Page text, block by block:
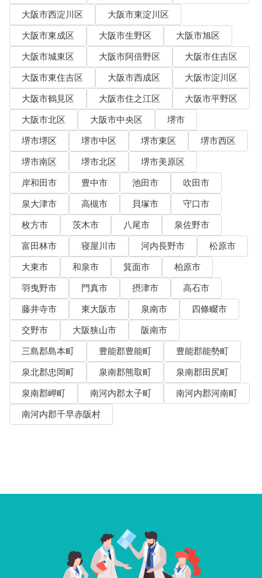
大阪市西淀川区
大阪市東淀川区
大阪市東成区
大阪市生野区
大阪市旭区
大阪市城東区
大阪市阿倍野区
大阪市住吉区
大阪市東住吉区
大阪市西成区
大阪市淀川区
大阪市鶴見区
大阪市住之江区
大阪市平野区
大阪市北区
大阪市中央区
堺市
堺市堺区
堺市中区 堺市東区
堺市西区
堺市南区
堺市北区
堺市美原区
岸和田市
豊中市 池田市
吹田市
泉大津市
高槻市 貝塚市
守口市
枚方市
茨木市 八尾市
泉佐野市
富田林市
寝屋川市 河内長野市
松原市
大東市
和泉市 箕面市
柏原市
羽曳野市
門真市 摂津市
高石市
藤井寺市
東大阪市 泉南市
四條畷市
交野市
大阪狭山市
阪南市
三島郡島本町
豊能郡豊能町
豊能郡能勢町
泉北郡忠岡町
泉南郡熊取町
泉南郡田尻町
泉南郡岬町
南河内郡太子町
南河内郡河南町
南河内郡千早赤阪村